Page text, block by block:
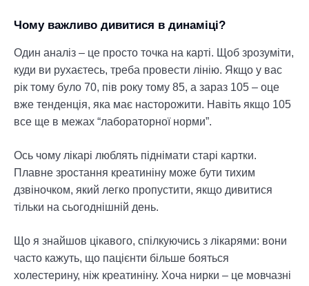
Чому важливо дивитися в динаміці?
Один аналіз – це просто точка на карті. Щоб зрозуміти,
куди ви рухаєтесь, треба провести лінію. Якщо у вас
рік тому було 70, пів року тому 85, а зараз 105 – оце
вже тенденція, яка має насторожити. Навіть якщо 105
все ще в межах “лабораторної норми”.
Ось чому лікарі люблять піднімати старі картки.
Плавне зростання креатиніну може бути тихим
дзвіночком, який легко пропустити, якщо дивитися
тільки на сьогоднішній день.
Що я знайшов цікавого, спілкуючись з лікарями: вони
часто кажуть, що пацієнти більше бояться
холестерину, ніж креатиніну. Хоча нирки – це мовчазні